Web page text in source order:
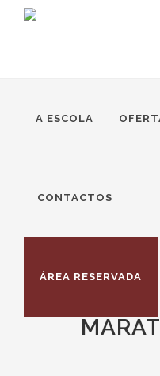
A ESCOLA
CONTACTOS
ÁREA RESERVADA